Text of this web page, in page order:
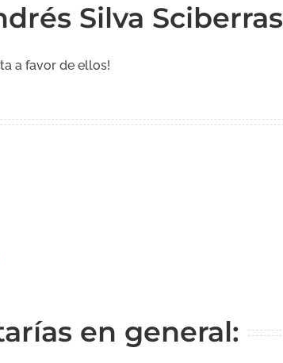
Silva Sciberras
a favor de ellos!
en general: